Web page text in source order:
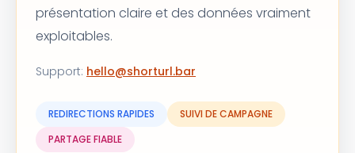
présentation claire et des données vraiment
exploitables.
Support: hello@shorturl.bar
REDIRECTIONS RAPIDES
SUIVI DE CAMPAGNE
PARTAGE FIABLE